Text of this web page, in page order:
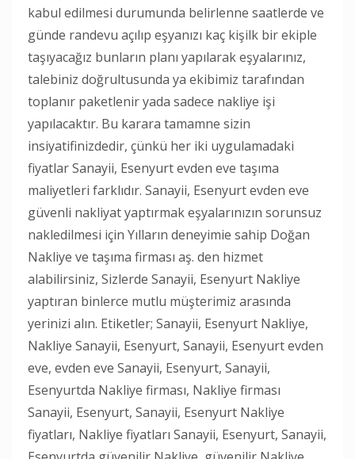
kabul edilmesi durumunda belirlenne saatlerde ve
günde randevu açılıp eşyanızı kaç kişilk bir ekiple
taşıyacağız bunların planı yapılarak eşyalarınız,
talebiniz doğrultusunda ya ekibimiz tarafından
toplanır paketlenir yada sadece nakliye işi
yapılacaktır. Bu karara tamamne sizin
insiyatifinizdedir, çünkü her iki uygulamadaki
fiyatlar Sanayii, Esenyurt evden eve taşıma
maliyetleri farklıdır. Sanayii, Esenyurt evden eve
güvenli nakliyat yaptırmak eşyalarınızın sorunsuz
nakledilmesi için Yılların deneyimie sahip Doğan
Nakliye ve taşıma firması aş. den hizmet
alabilirsiniz, Sizlerde Sanayii, Esenyurt Nakliye
yaptıran binlerce mutlu müşterimiz arasında
yerinizi alın. Etiketler; Sanayii, Esenyurt Nakliye,
Nakliye Sanayii, Esenyurt, Sanayii, Esenyurt evden
eve, evden eve Sanayii, Esenyurt, Sanayii,
Esenyurtda Nakliye firması, Nakliye firması
Sanayii, Esenyurt, Sanayii, Esenyurt Nakliye
fiyatları, Nakliye fiyatları Sanayii, Esenyurt, Sanayii,